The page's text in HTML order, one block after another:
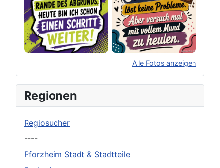
Alle Fotos anzeigen
Original herunterladen
Regionen
Regiosucher
----
Pforzheim Stadt & Stadtteile